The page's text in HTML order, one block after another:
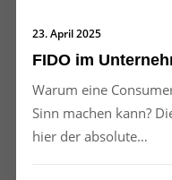
23. April 2025
FIDO im
Warum eine
Sinn machen kann?
hier der absolute…